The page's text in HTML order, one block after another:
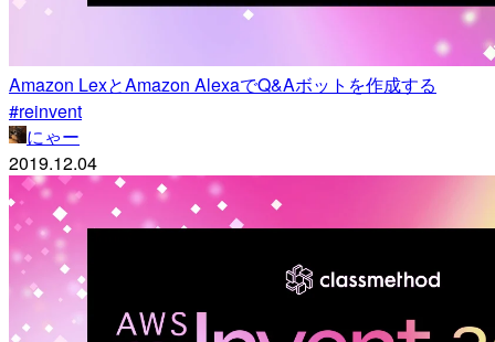
Amazon LexとAmazon AlexaでQ&Aボットを作成する
#reinvent
にゃー
2019.12.04